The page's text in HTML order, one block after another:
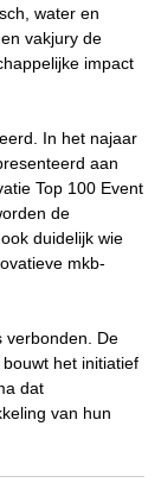
water en
vakjury de
impact
In het najaar
aan
Top 100 Event
de
duidelijk wie
mkb-
verbonden. De
het initiatief
dat
van hun